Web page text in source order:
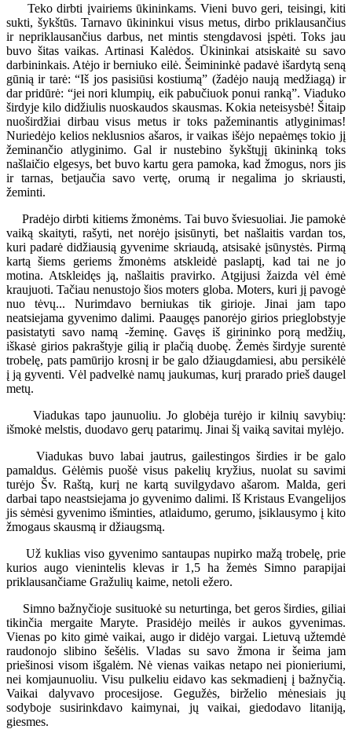
Teko dirbti įvairiems ūkininkams. Vieni buvo geri, teisingi, kiti
sukti, šykštūs. Tarnavo ūkininkui visus metus, dirbo priklausančius
ir nepriklausančius darbus, net mintis stengdavosi įspėti. Toks jau
buvo šitas vaikas. Artinasi Kalėdos. Ūkininkai atsiskaitė su savo
darbininkais. Atėjo ir berniuko eilė. Šeimininkė padavė išardytą seną
gūnią ir tarė: “Iš jos pasisiūsi kostiumą” (žadėjo naują medžiagą) ir
dar pridūrė: “jei nori klumpių, eik pabučiuok ponui ranką”. Viaduko
širdyje kilo didžiulis nuoskaudos skausmas. Kokia neteisysbė! Šitaip
nuoširdžiai dirbau visus metus ir toks pažeminantis atlyginimas!
Nuriedėjo kelios neklusnios ašaros, ir vaikas išėjo nepaėmęs tokio jį
žeminančio atlyginimo. Gal ir nustebino šykštųjį ūkininką toks
našlaičio elgesys, bet buvo kartu gera pamoka, kad žmogus, nors jis
ir tarnas, betjaučia savo vertę, orumą ir negalima jo skriausti,
žeminti.
Pradėjo dirbti kitiems žmonėms. Tai buvo šviesuoliai. Jie pamokė
vaiką skaityti, rašyti, net norėjo įsisūnyti, bet našlaitis vardan tos,
kuri padarė didžiausią gyvenime skriaudą, atsisakė įsūnystės. Pirmą
kartą šiems geriems žmonėms atskleidė paslaptį, kad tai ne jo
motina. Atskleidęs ją, našlaitis pravirko. Atgijusi žaizda vėl ėmė
kraujuoti. Tačiau nenustojo šios moters globa. Moters, kuri jį pavogė
nuo tėvų... Nurimdavo berniukas tik girioje. Jinai jam tapo
neatsiejama gyvenimo dalimi. Paaugęs panorėjo girios prieglobstyje
pasistatyti savo namą -žeminę. Gavęs iš girininko porą medžių,
iškasė girios pakraštyje gilią ir plačią duobę. Žemės širdyje surentė
trobelę, pats pamūrijo krosnį ir be galo džiaugdamiesi, abu persikėlė
į ją gyventi. Vėl padvelkė namų jaukumas, kurį prarado prieš daugel
metų.
Viadukas tapo jaunuoliu. Jo globėja turėjo ir kilnių savybių:
išmokė melstis, duodavo gerų patarimų. Jinai šį vaiką savitai mylėjo.
Viadukas buvo labai jautrus, gailestingos širdies ir be galo
pamaldus. Gėlėmis puošė visus pakelių kryžius, nuolat su savimi
turėjo Šv. Raštą, kurį ne kartą suvilgydavo ašarom. Malda, geri
darbai tapo neastsiejama jo gyvenimo dalimi. Iš Kristaus Evangelijos
jis sėmėsi gyvenimo išminties, atlaidumo, gerumo, įsiklausymo į kito
žmogaus skausmą ir džiaugsmą.
Už kuklias viso gyvenimo santaupas nupirko mažą trobelę, prie
kurios augo vienintelis klevas ir 1,5 ha žemės Simno parapijai
priklausančiame Gražulių kaime, netoli ežero.
Simno bažnyčioje susituokė su neturtinga, bet geros širdies, giliai
tikinčia mergaite Maryte. Prasidėjo meilės ir aukos gyvenimas.
Vienas po kito gimė vaikai, augo ir didėjo vargai. Lietuvą užtemdė
raudonojo slibino šešėlis. Vladas su savo žmona ir šeima jam
priešinosi visom išgalėm. Nė vienas vaikas netapo nei pionieriumi,
nei komjaunuoliu. Visu pulkeliu eidavo kas sekmadienį į bažnyčią.
Vaikai dalyvavo procesijose. Gegužės, birželio mėnesiais jų
sodyboje susirinkdavo kaimynai, jų vaikai, giedodavo litaniją,
giesmes.